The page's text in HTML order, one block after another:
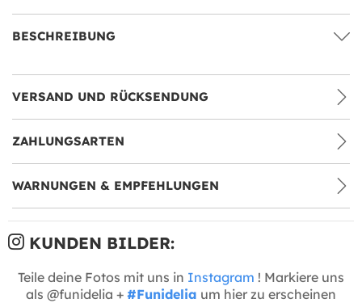
BESCHREIBUNG
VERSAND UND RÜCKSENDUNG
ZAHLUNGSARTEN
WARNUNGEN & EMPFEHLUNGEN
KUNDEN BILDER:
Teile deine Fotos mit uns in Instagram ! Markiere uns
als @funidelia + #Funidelia um hier zu erscheinen